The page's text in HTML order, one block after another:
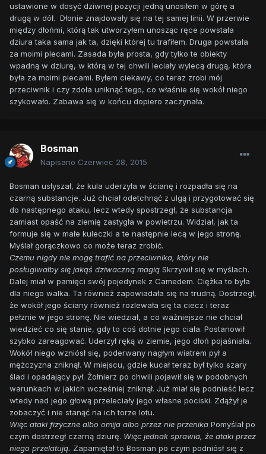
ustawione w dosyć dziwnej pozycji jedną unosiłem w górę a
drugą w dół. Dłonie znajdowały się na tej samej linii. W przerwie
między dłońmi, którą tak utworzyłem unosząc ręce powstała
dziura taka sama jak ta, dzięki której tu trafiłem. Druga powstała
za moimi plecami. Zasada była prosta, gdy tylko te obiekty
wpadną w dziurę, w którą w tej chwili leciały wylecą drugą, która
była za moimi plecami. Byłem ciekawy, co teraz zrobi mój
przeciwnik i czy zdoła uniknąć tego, co właśnie się wokół niego
szykowało. Zabawa się w końcu dopiero zaczynała.
Bosman
Napisano Czerwiec 28, 2015
Bosman usłyszał, że kula uderzyła w ścianę i rozpadła się na
czarną substancje. Już chciał odetchnąć z ulgą i przygotować się
do następnego ataku, lecz wtedy spostrzegł, że substancja
zamiast opaść na ziemię zastygła w powietrzu. Widział, jak ta
formuje się w małe kuleczki a te następnie lecą w jego stronę.
Myślał gorączkowo co może teraz zrobić.
Czemu nigdy nie mogę trafić na przeciwnika, który nie
posługiwałby się jakąś dziwaczną magią Skrzywił się w myślach.
Dalej miał w pamięci swój pojedynek z Camedem. Ciężka to była
dla niego walka. Ta również zapowiadała się na trudną. Dostrzegł,
że wokół jego ściany również rozlewała się ta ciecz i teraz
pełznie w jego stronę. Nie wiedział, a co ważniejsze nie chciał
wiedzieć co się stanie, gdy to coś dotnie jego ciała. Postanowił
szybko zareagować. Uderzył ręką w ziemie, jego dłoń pojaśniała.
Wokół niego wzniósł się, poderwany nagłym wiatrem pył a
mężczyzna zniknął. W miejscu, gdzie kucał teraz był tylko szary
ślad i opadający pył. Żołnierz po chwili pojawił się w podobnych
warunkach w jakich wcześniej zniknął. Już miał się podnieść lecz
wtedy nad jego głową przeleciały jego własne pociski. Zdążył je
zobaczyć i nie stanąć na ich torze lotu.
Więc ataki fizyczne albo omija albo przez nie przenika Pomyślał po
czym dostrzegł czarną dziurę. Więc jednak sprawia, że ataki przez
niego przelatują. Zapamiętał to Bosman po czym podniósł się z